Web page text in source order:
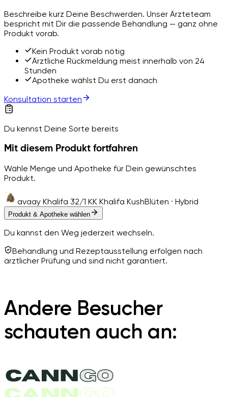
Beschreibe kurz Deine Beschwerden. Unser Ärzteteam
bespricht mit Dir die passende Behandlung — ganz ohne
Produkt vorab.
Kein Produkt vorab nötig
Ärztliche Rückmeldung meist innerhalb von 24
Stunden
Apotheke wählst Du erst danach
Konsultation starten
Du kennst Deine Sorte bereits
Mit diesem Produkt fortfahren
Wähle Menge und Apotheke für Dein gewünschtes
Produkt.
avaay Khalifa 32/1 KK Khalifa KushBlüten · Hybrid
Produkt & Apotheke wählen
Du kannst den Weg jederzeit wechseln.
Behandlung und Rezeptausstellung erfolgen nach
ärztlicher Prüfung und sind nicht garantiert.
Andere Besucher
schauten auch an: